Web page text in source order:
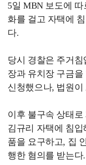
5일 MBN 보도에
화를 걸고 자택에
다.
당시 경찰은 주거
장과 유치장 구금
신청했으나, 법원
이후 불구속 상태
김규리 자택에 침
품을 요구하고, 집
행한 혐의를 받는다.